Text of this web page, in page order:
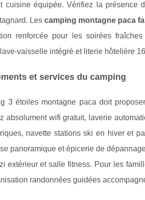
cuisine équipée. Vérifiez la présence
Lescamping montagne paca
renforcée pour les soirées
vaisselle intégré et literie hôtelière
et services du camping
3 étoiles montagne paca doit
absolument wifi gratuit, laverie
navette stations ski en hiver et
panoramique et épicerie de
extérieur et salle fitness. Pour les
randonnées guidées